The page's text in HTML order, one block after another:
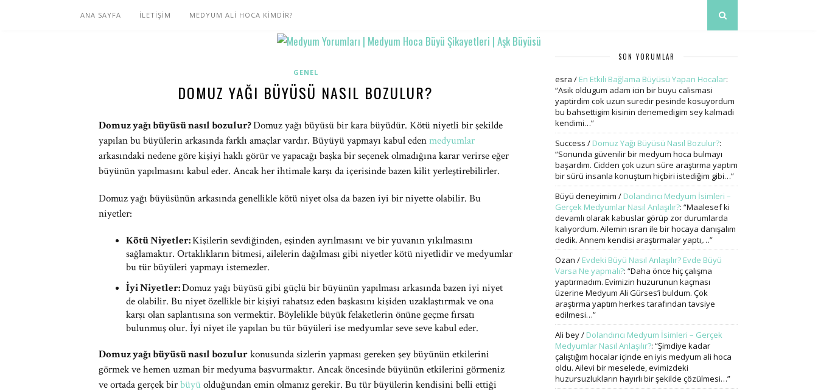
ANA SAYFA İLETİŞİM MEDYUM ALİ HOCA KİMDİR?
GENEL
DOMUZ YAĞI BÜYÜSÜ NASIL BOZULUR?
Domuz yağı büyüsü nasıl bozulur?Domuz yağı büyüsü bir kara büyüdür. Kötü niyetli bir şekilde
yapılan bu büyülerin arkasında farklı amaçlar vardır. Büyüyü yapmayı kabul edenmedyumlar
arkasındaki nedene göre kişiyi haklı görür ve yapacağı başka bir seçenek olmadığına karar verirse eğer
büyünün yapılmasını kabul eder. Ancak her ihtimale karşı da içerisinde bazen kilit yerleştirebilirler.
Domuz yağı büyüsünün arkasında genellikle kötü niyet olsa da bazen iyi bir niyette olabilir. Bu
niyetler:
Kötü Niyetler:Kişilerin sevdiğinden, eşinden ayrılmasını ve bir yuvanın yıkılmasını
sağlamaktır. Ortaklıkların bitmesi, ailelerin dağılması gibi niyetler kötü niyetlidir ve medyumlar
bu tür büyüleri yapmayı istemezler.
İyi Niyetler:Domuz yağı büyüsü gibi güçlü bir büyünün yapılması arkasında bazen iyi niyet
de olabilir. Bu niyet özellikle bir kişiyi rahatsız eden başkasını kişiden uzaklaştırmak ve ona
karşı olan saplantısına son vermektir. Böylelikle büyük felaketlerin önüne geçme fırsatı
bulunmuş olur. İyi niyet ile yapılan bu tür büyüleri ise medyumlar seve seve kabul eder.
Domuz yağı büyüsü nasıl bozulurkonusunda sizlerin yapması gereken şey büyünün etkilerini
görmek ve hemen uzman bir medyuma başvurmaktır. Ancak öncesinde büyünün etkilerini görmeniz
ve ortada gerçek birbüyü olduğundan emin olmanız gerekir. Bu tür büyülerin kendisini belli ettiği
SON YORUMLAR
esra / En Etkili Bağlama Büyüsü Yapan Hocalar:
“Asik oldugum adam icin bir buyu calismasi
yaptirdim cok uzun suredir pesinde kosuyordum
bu bahsettigim kisinin denemedigim sey kalmadi
kendimi…”
Success / Domuz Yağı Büyüsü Nasıl Bozulur?:
“Sonunda güvenilir bir medyum hoca bulmayı
başardım. Cidden çok uzun süre araştırma yaptım
bir sürü insanla konuştum hiçbiri istediğim gibi…”
Büyü deneyimim / Dolandırıcı Medyum İsimleri –
Gerçek Medyumlar Nasıl Anlaşılır?: “Maalesef ki
devamlı olarak kabuslar görüp zor durumlarda
kalıyordum. Ailemin ısrarı ile bir hocaya danışalım
dedik. Annem kendisi araştırmalar yaptı,…”
Ozan / Evdeki Büyü Nasıl Anlaşılır? Evde Büyü
Varsa Ne yapmalı?: “Daha önce hiç çalışma
yaptırmadım. Evimizin huzurunun kaçması
üzerine Medyum Ali Gürses’i buldum. Çok
araştırma yaptım herkes tarafından tavsiye
edilmesi…”
Ali bey/ Dolandırıcı Medyum İsimleri – Gerçek
Medyumlar Nasıl Anlaşılır?: “Şimdiye kadar
çalıştığım hocalar içinde en iyis medyum ali hoca
oldu. Ailevi bir meselede, evimizdeki
huzursuzlukların hayırlı bir şekilde çözülmesi…”